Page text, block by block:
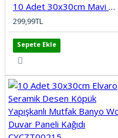
10 Adet 30x30cm Mavi Motifli Desen Köpük Yapışkanlı Mutfak Banyo Duvar Paneli Kağıdı CYCZT00212
299,99TL
Sepete Ekle